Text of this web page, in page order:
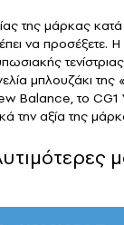
της μάρκας κατά
να προσέξετε.
μπλουζάκι
Balance, το CG1
την αξία της